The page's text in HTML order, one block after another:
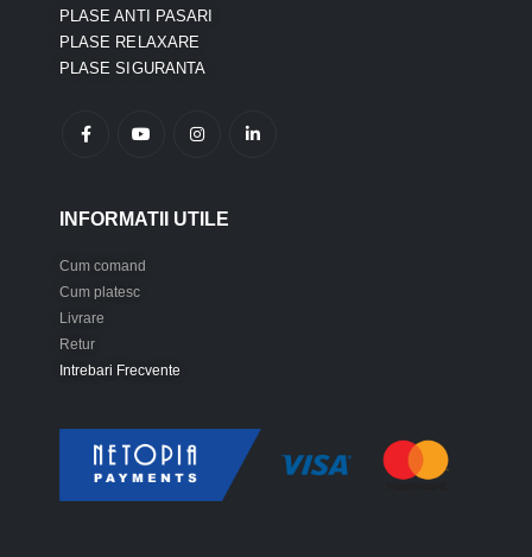
PLASE ANTI PASARI
PLASE RELAXARE
PLASE SIGURANTA
INFORMATII UTILE
Cum comand
Cum platesc
Livrare
Retur
Intrebari Frecvente